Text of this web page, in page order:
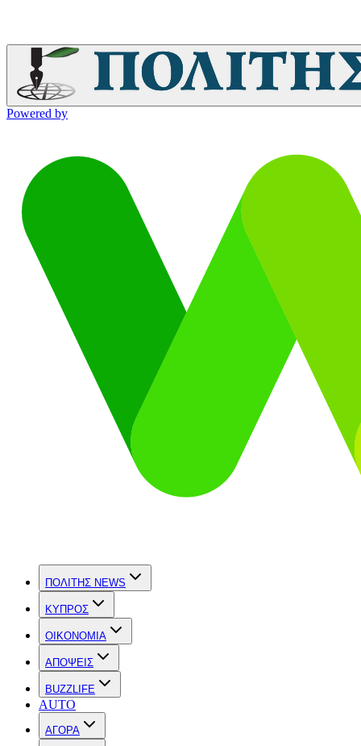
Powered by
ΠΟΛΙΤΗΣ NEWS
ΚΥΠΡΟΣ
OIKONOMIA
ΑΠΟΨΕΙΣ
BUZZLIFE
AUTO
ΑΓΟΡΑ